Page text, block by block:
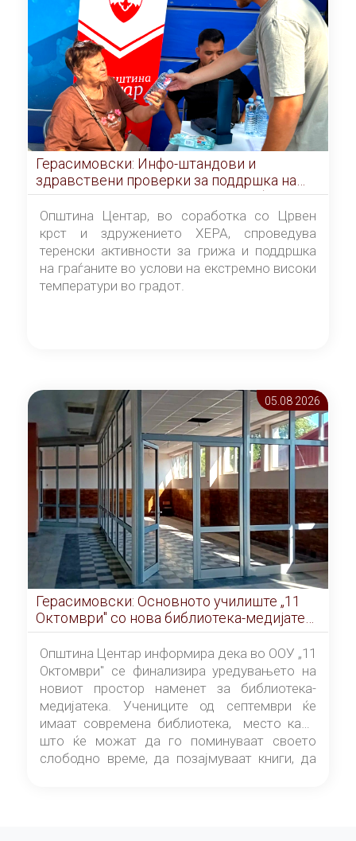
Герасимовски: Инфо-штандови и
здравствени проверки за поддршка на
граѓаните во услови на топлотен бран
Општина Центар, во соработка со Црвен
крст и здружението ХЕРА, спроведува
теренски активности за грижа и поддршка
на граѓаните во услови на екстремно високи
температури во градот.
05.08 2026
Герасимовски: Основното училиште „11
Октомври" со нова библиотека-медијатека
од септември
Општина Центар информира дека во ООУ „11
Октомври" се финализира уредувањето на
новиот простор наменет за библиотека-
медијатека. Учениците од септември ќе
имаат современа библиотека, место каде
што ќе можат да го поминуваат своето
слободно време, да позајмуваат книги, да